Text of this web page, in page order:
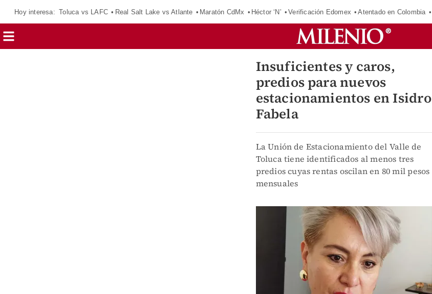
Hoy interesa: Toluca vs LAFC Real Salt Lake vs Atlante Maratón CdMx Héctor ‘N’ Verificación Edomex Atentado en Colombia
Insuficientes y caros,
predios para nuevos
estacionamientos en Isidro
Fabela
La Unión de Estacionamiento del Valle de
Toluca tiene identificados al menos tres
predios cuyas rentas oscilan en 80 mil pesos
mensuales